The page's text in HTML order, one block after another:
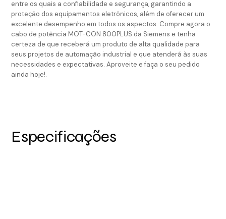
entre os quais a confiabilidade e segurança, garantindo a
proteção dos equipamentos eletrônicos, além de oferecer um
excelente desempenho em todos os aspectos. Compre agora o
cabo de potência MOT-CON 800PLUS da Siemens e tenha
certeza de que receberá um produto de alta qualidade para
seus projetos de automação industrial e que atenderá às suas
necessidades e expectativas. Aproveite e faça o seu pedido
ainda hoje!.
Especificações